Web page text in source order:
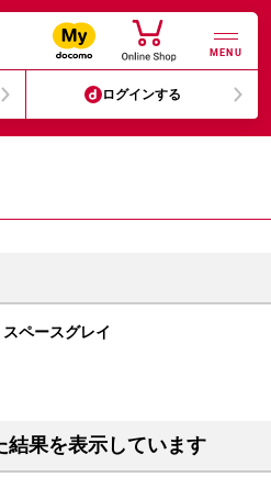
MENU
ログインする
ペースグレイ
結果を表示しています